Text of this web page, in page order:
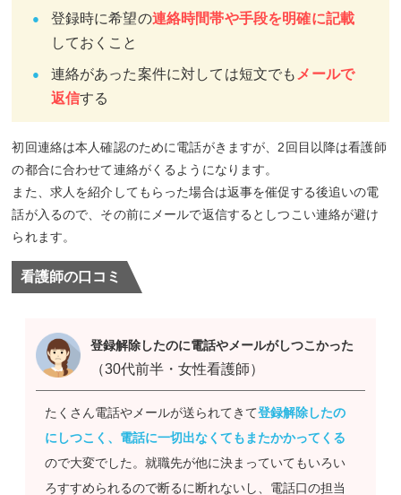
登録時に希望の連絡時間帯や手段を明確に記載
しておくこと
連絡があった案件に対しては短文でも メールで
返信する
初回連絡は本人確認のために電話がきますが、2回目以降は看護師
の都合に合わせて連絡がくるようになります。
また、求人を紹介してもらった場合は返事を催促する後追いの電
話が入るので、その前にメールで返信するとしつこい連絡が避け
られます。
看護師の口コミ
登録解除したのに電話やメールがしつこかった
（30代前半・女性看護師）
たくさん電話やメールが送られてきて登録解除したの
にしつこく、電話に一切出なくてもまたかかってくる
ので大変でした。就職先が他に決まっていてもいろい
ろすすめられるので断るに断れないし、電話口の担当